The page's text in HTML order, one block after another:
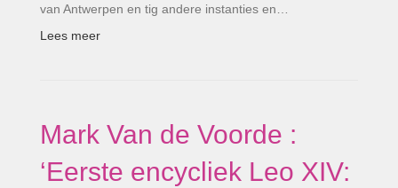
van Antwerpen en tig andere instanties en…
Lees meer
Mark Van de Voorde :
‘Eerste encycliek Leo XIV: